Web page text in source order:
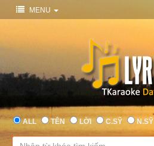
MENU
ALL TÊN LỜI C.SỸ N.SỸ